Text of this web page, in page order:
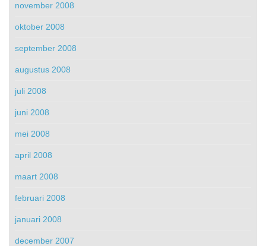
november 2008
oktober 2008
september 2008
augustus 2008
juli 2008
juni 2008
mei 2008
april 2008
maart 2008
februari 2008
januari 2008
december 2007